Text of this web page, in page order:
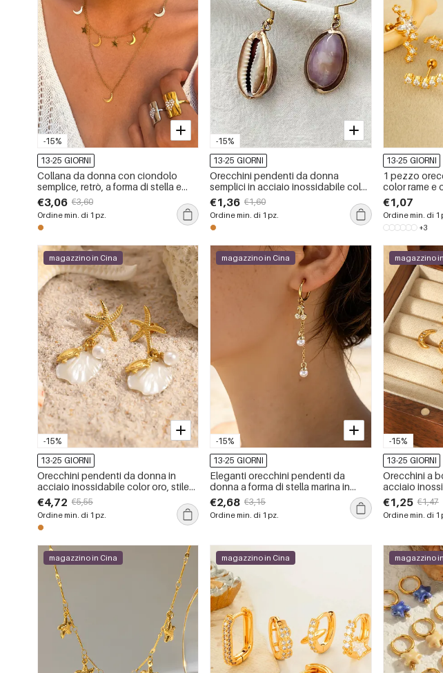
-15%
13-25 GIORNI
Collana da donna con ciondolo
semplice, retrò, a forma di stella e
luna, in acciaio inossidabile
impermeabile color oro.
€3,06 €3,60
Ordine min. di 1 pz.
-15%
13-25 GIORNI
Orecchini pendenti da donna
semplici in acciaio inossidabile color
oro, impermeabili.
€1,36 €1,60
Ordine min. di 1 pz.
13-25 GIORNI
1 pezzo
color rame e
€1,07
Ordine min. di 1
+3
-15%
magazzino in Cina
13-25 GIORNI
Orecchini pendenti da donna in
acciaio inossidabile color oro, stile
romantico, vacanza oceanica, con
stelle marine.
€4,72 €5,55
Ordine min. di 1 pz.
-15%
magazzino in Cina
13-25 GIORNI
Eleganti orecchini pendenti da
donna a forma di stella marina in
acciaio inossidabile, impermeabili,
color oro, con zirconi.
€2,68 €3,15
Ordine min. di 1 pz.
-15%
magazzino
13-25 GIORNI
Orecchini a
acciaio
semplice da
€1,25 €1,47
Ordine min. di 1
magazzino in Cina magazzino in Cina magazzino